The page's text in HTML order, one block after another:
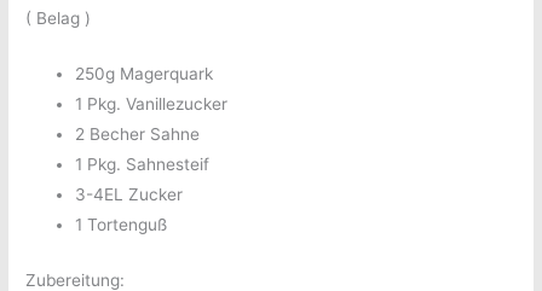
( Belag )
250g Magerquark
1 Pkg. Vanillezucker
2 Becher Sahne
1 Pkg. Sahnesteif
3-4EL Zucker
1 Tortenguß
Zubereitung: